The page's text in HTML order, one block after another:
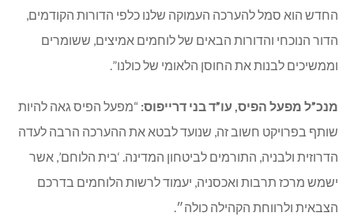
החדש הוא סמל להערכה העמוקה שלנו כלפי הדורות הקודמים,
הדור הנוכחי והדורות הבאים של לוחמים אמיצים, ששומרים
וממשיכים לבנות את החוסן הלאומי של כולנו”.
מנכ”ל מפעל הפיס, עו”ד בני דרייפוס: “מפעל הפיס גאה להיות
שותף בפרויקט חשוב זה, שנועד לבטא את ההערכה הרבה לעדה
הדרוזית ולבניה, התורמים לביטחון המדינה. ‘בית הלוחם’, אשר
ישמש מרכז תרבות ואכסניה, יעמוד לרשות הלוחמים בדרכם
הצבאית ולרווחת הקהילה כולה״.